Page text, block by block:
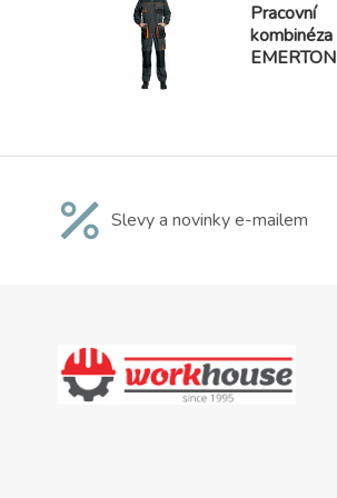
Pracovní
kombinéza
EMERTON
Slevy a novinky e-mailem